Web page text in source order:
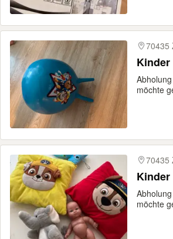
70435
Kinder
möchte
70435
Kinder
möchte